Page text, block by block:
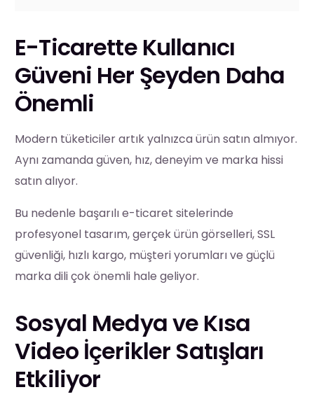
E-Ticarette Kullanıcı
Güveni Her Şeyden Daha
Önemli
Modern tüketiciler artık yalnızca ürün satın almıyor.
Aynı zamanda güven, hız, deneyim ve marka hissi
satın alıyor.
Bu nedenle başarılı e-ticaret sitelerinde
profesyonel tasarım, gerçek ürün görselleri, SSL
güvenliği, hızlı kargo, müşteri yorumları ve güçlü
marka dili çok önemli hale geliyor.
Sosyal Medya ve Kısa
Video İçerikler Satışları
Etkiliyor